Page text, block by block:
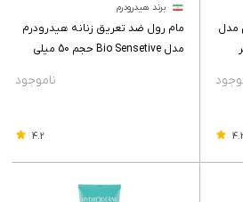
مدل
برند هیدرودرم
مام رول ضد تعریق زنانه هیدرودرم
مدل Bio Sensetive حجم 50 میلی
4.2